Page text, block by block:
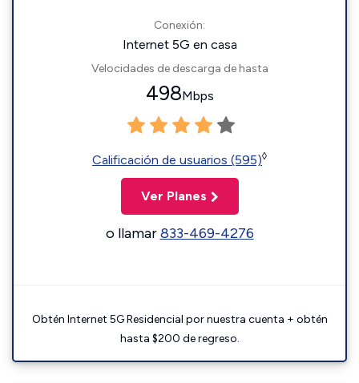
Conexión:
Internet 5G en casa
Velocidades de descarga de hasta
498Mbps
Calificación de usuarios (595)◊
Ver Planes
o llamar833-469-4276
Obtén Internet 5G Residencial por nuestra cuenta + obtén
hasta $200 de regreso.